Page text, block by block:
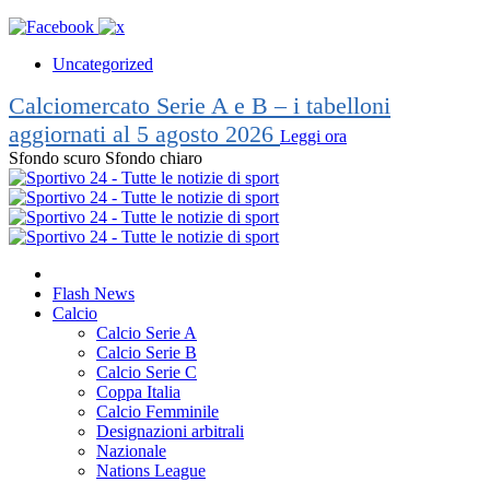
Uncategorized
Calciomercato Serie A e B – i tabelloni
aggiornati al 5 agosto 2026 Leggi ora
Sfondo scuro Sfondo chiaro
Flash News
Calcio
Calcio Serie A
Calcio Serie B
Calcio Serie C
Coppa Italia
Calcio Femminile
Designazioni arbitrali
Nazionale
Nations League